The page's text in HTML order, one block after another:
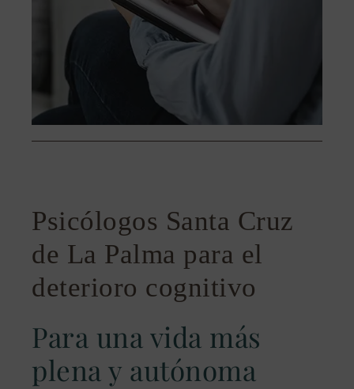
Psicólogos Santa Cruz
de La Palma para el
deterioro cognitivo
Para una vida más
plena y autónoma